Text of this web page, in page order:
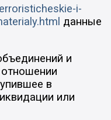
i-
данные
и
отношении
в
или